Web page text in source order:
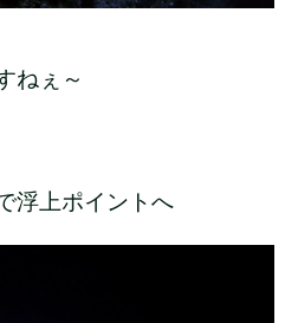
ねぇ～
浮上ポイントへ